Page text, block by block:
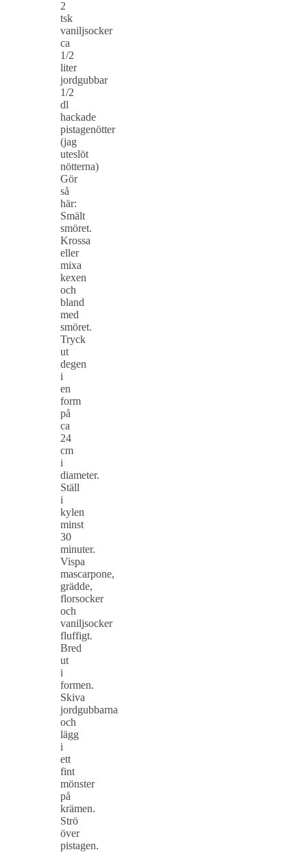
2
tsk
vaniljsocker
ca
1/2
liter
jordgubbar
1/2
dl
hackade
pistagenötter
(jag
uteslöt
nötterna)
Gör
så
här:
Smält
smöret.
Krossa
eller
mixa
kexen
och
bland
med
smöret.
Tryck
ut
degen
i
en
form
på
ca
24
cm
i
diameter.
Ställ
i
kylen
minst
30
minuter.
Vispa
mascarpone,
grädde,
florsocker
och
vaniljsocker
fluffigt.
Bred
ut
i
formen.
Skiva
jordgubbarna
och
lägg
i
ett
fint
mönster
på
krämen.
Strö
över
pistagen.